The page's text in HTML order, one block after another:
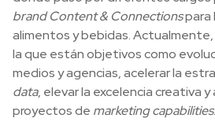
brand Content & Connectionspara
alimentos y bebidas.
la que están objetivos como
medios y agencias, acelerar la
data, elevar la excelencia creativa
proyectos de marketing capabilities.